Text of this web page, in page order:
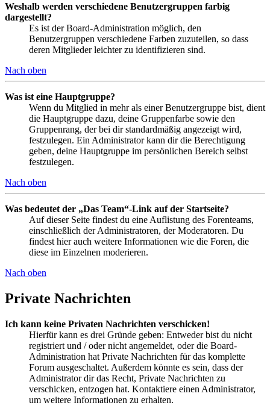
Weshalb werden verschiedene Benutzergruppen farbig
dargestellt?
Es ist der Board-Administration möglich, den
Benutzergruppen verschiedene Farben zuzuteilen, so dass
deren Mitglieder leichter zu identifizieren sind.
Nach oben
Was ist eine Hauptgruppe?
Wenn du Mitglied in mehr als einer Benutzergruppe bist, dient
die Hauptgruppe dazu, deine Gruppenfarbe sowie den
Gruppenrang, der bei dir standardmäßig angezeigt wird,
festzulegen. Ein Administrator kann dir die Berechtigung
geben, deine Hauptgruppe im persönlichen Bereich selbst
festzulegen.
Nach oben
Was bedeutet der „Das Team“-Link auf der Startseite?
Auf dieser Seite findest du eine Auflistung des Forenteams,
einschließlich der Administratoren, der Moderatoren. Du
findest hier auch weitere Informationen wie die Foren, die
diese im Einzelnen moderieren.
Nach oben
Private Nachrichten
Ich kann keine Privaten Nachrichten verschicken!
Hierfür kann es drei Gründe geben: Entweder bist du nicht
registriert und / oder nicht angemeldet, oder die Board-
Administration hat Private Nachrichten für das komplette
Forum ausgeschaltet. Außerdem könnte es sein, dass der
Administrator dir das Recht, Private Nachrichten zu
verschicken, entzogen hat. Kontaktiere einen Administrator,
um weitere Informationen zu erhalten.